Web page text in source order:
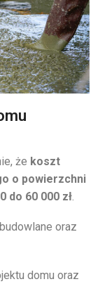
że koszt
o powierzchni
do 60 000 zł
budowlane oraz
domu oraz